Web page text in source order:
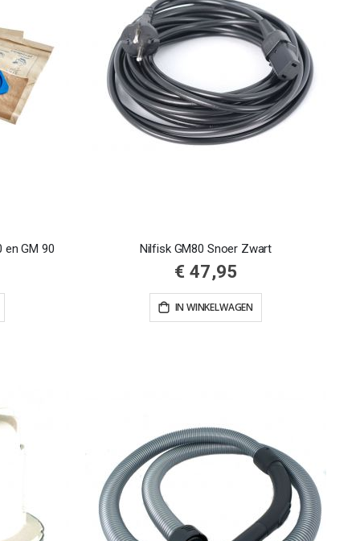
en GM 90 Nilfisk GM80 Snoer Zwart
€ 47,95
IN WINKELWAGEN